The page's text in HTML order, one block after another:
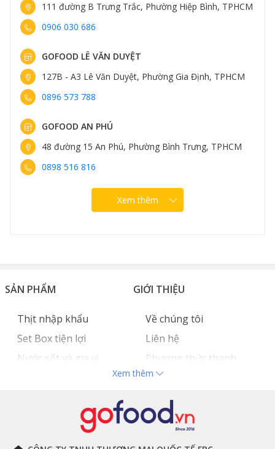
111 đường B Trưng Trắc, Phường Hiệp Bình, TPHCM
0906 030 686
GOFOOD LÊ VĂN DUYỆT
127B - A3 Lê Văn Duyệt, Phường Gia Định, TPHCM
0896 573 788
GOFOOD AN PHÚ
48 đường 15 An Phú, Phường Bình Trưng, TPHCM
0898 516 816
Xem thêm
SẢN PHẨM
Thịt nhập khẩu
Set Box tiện lợi
Nước sốt và gia vị
GIỚI THIỆU
Về chúng tôi
Liên hệ
Phương thức thanh
toán
Tuyển dụng
THÔNG TIN THEO DÕI NGAY
Xem thêm